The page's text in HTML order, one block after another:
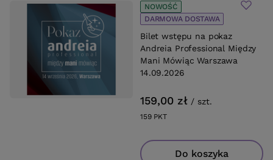
Bilet wstępu na pokaz
Andreia Professional Między
Mani Mówiąc Warszawa
14.09.2026
NOWOŚĆ
DARMOWA DOSTAWA
159,00 zł / szt.
159PKTpunktów
Do koszyka